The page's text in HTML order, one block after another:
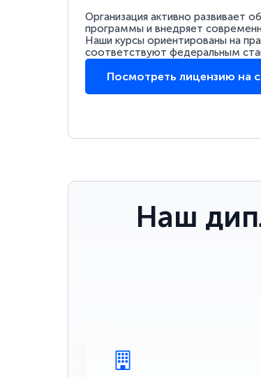
Организация активно развивает
программы и внедряет
Наши курсы ориентированы на
соответствуют федеральным
Посмотреть лицензию на
Наш